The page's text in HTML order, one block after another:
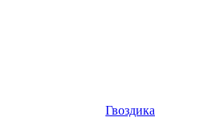
Гвоздика